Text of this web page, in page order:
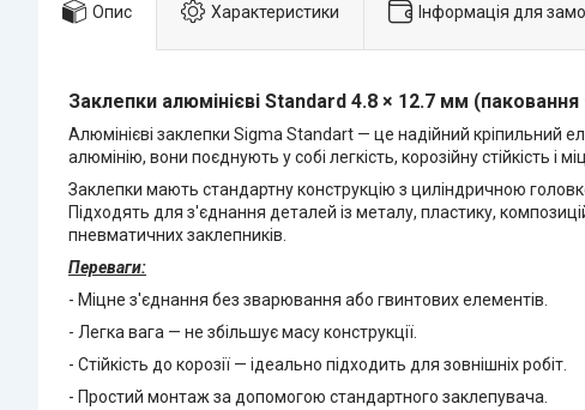
Опис Характеристики Інформація для
Заклепки алюмінієві Standard 4.8 × 12.7 мм
Алюмінієві заклепки Sigma Standart — це надійний кріпильний
алюмінію, вони поєднують у собі легкість, корозійну стійкість
Заклепки мають стандартну конструкцію з циліндричною
Підходять для з'єднання деталей із металу, пластику,
пневматичних заклепників.
Переваги:
- Міцне з'єднання без зварювання або гвинтових елементів.
- Легка вага — не збільшує масу конструкції.
- Стійкість до корозії — ідеально підходить для зовнішніх робіт.
- Простий монтаж за допомогою стандартного заклепувача.